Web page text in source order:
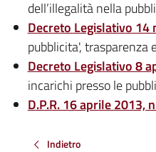
dell’illegalità nella
Decreto Legislativo 14
pubblicita',
Decreto Legislativo 8
incarichi presso le
D.P.R. 16 aprile 2013,
Indietro